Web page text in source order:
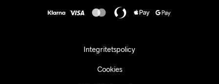
Integritetspolicy
Cookies